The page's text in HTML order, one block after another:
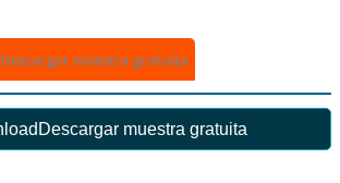
Descargar muestra gratuita
Descargar muestra gratuita